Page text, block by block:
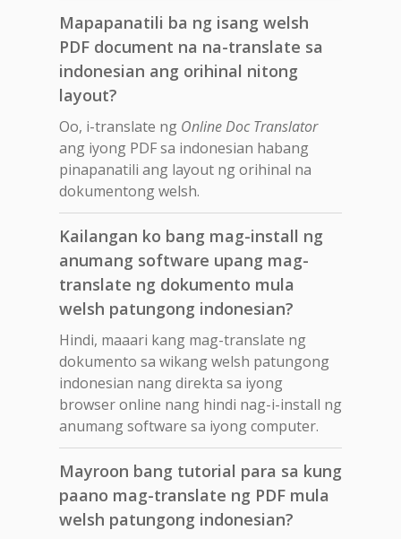
Mapapanatili ba ng isang welsh
PDF document na na-translate sa
indonesian ang orihinal nitong
layout?
Oo, i-translate ng Online Doc Translator
ang iyong PDF sa indonesian habang
pinapanatili ang layout ng orihinal na
dokumentong welsh.
Kailangan ko bang mag-install ng
anumang software upang mag-
translate ng dokumento mula
welsh patungong indonesian?
Hindi, maaari kang mag-translate ng
dokumento sa wikang welsh patungong
indonesian nang direkta sa iyong
browser online nang hindi nag-i-install ng
anumang software sa iyong computer.
Mayroon bang tutorial para sa kung
paano mag-translate ng PDF mula
welsh patungong indonesian?